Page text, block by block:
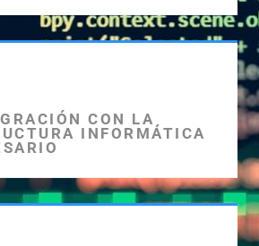
CON LA
INFORMÁTICA